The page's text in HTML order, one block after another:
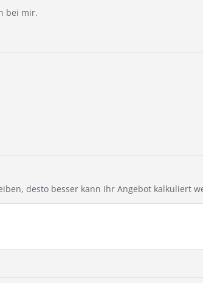
bei mir.
desto besser kann Ihr Angebot kalkuliert